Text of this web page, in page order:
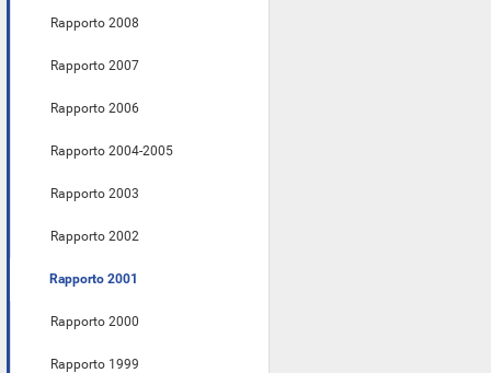
Rapporto 2008
Rapporto 2007
Rapporto 2006
Rapporto 2004-2005
Rapporto 2003
Rapporto 2002
Rapporto 2001
Rapporto 2000
Rapporto 1999